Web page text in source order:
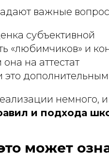
важные
субъективной
«любимчиков» и
на аттестат
это
немного, и
и подхода
это может